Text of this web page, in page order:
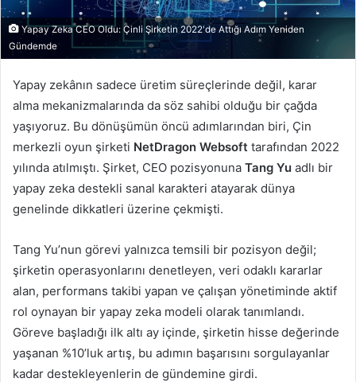
Yapay Zeka CEO Oldu: Çinli Şirketin 2022'de Attığı Adım Yeniden
Gündemde
Yapay zekânın sadece üretim süreçlerinde değil, karar
alma mekanizmalarında da söz sahibi olduğu bir çağda
yaşıyoruz. Bu dönüşümün öncü adımlarından biri, Çin
merkezli oyun şirketi NetDragon Websoft tarafından 2022
yılında atılmıştı. Şirket, CEO pozisyonuna Tang Yu adlı bir
yapay zeka destekli sanal karakteri atayarak dünya
genelinde dikkatleri üzerine çekmişti.
Tang Yu’nun görevi yalnızca temsili bir pozisyon değil;
şirketin operasyonlarını denetleyen, veri odaklı kararlar
alan, performans takibi yapan ve çalışan yönetiminde aktif
rol oynayan bir yapay zeka modeli olarak tanımlandı.
Göreve başladığı ilk altı ay içinde, şirketin hisse değerinde
yaşanan %10’luk artış, bu adımın başarısını sorgulayanlar
kadar destekleyenlerin de gündemine girdi.